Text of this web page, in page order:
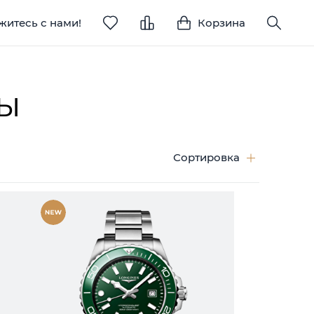
с нами! Корзина
Сортировка